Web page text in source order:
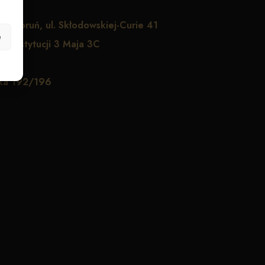
Toruń, ul. Skłodowskiej-Curie 41
3 Maja 3C
192/196